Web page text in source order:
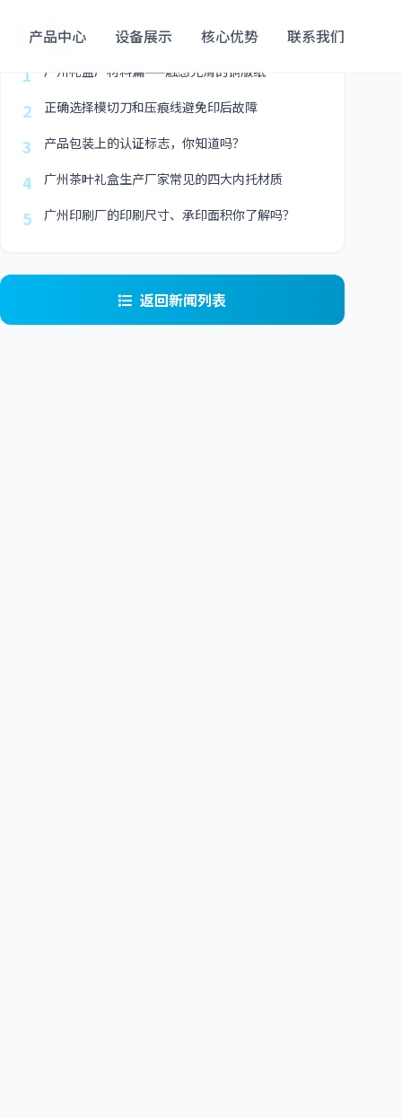
产品中心 设备展示 核心优势 联系我们
最新
1
广州礼盒厂材料篇——触感光滑的铜版纸
2 正确选择模切刀和压痕线避免印后故障
3 产品包装上的认证标志，你知道吗？
4 广州茶叶礼盒生产厂家常见的四大内托材质
5 广州印刷厂的印刷尺寸、承印面积你了解吗？
返回新闻列表